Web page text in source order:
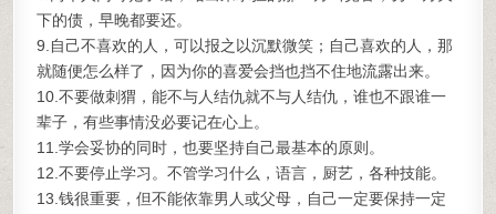
下的债，早晚都要还。
9.自己不喜欢的人，可以报之以沉默微笑；自己喜欢的人，那
就随便怎么样了，因为你的喜爱会挡也挡不住地流露出来。
10.不要做刺猬，能不与人结仇就不与人结仇，谁也不跟谁一
辈子，有些事情没必要记在心上。
11.学会妥协的同时，也要坚持自己最基本的原则。
12.不要停止学习。不管学习什么，语言，厨艺，各种技能。
13.钱很重要，但不能依靠男人或父母，自己一定要保持一定